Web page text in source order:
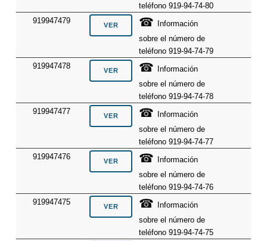
teléfono 919-94-74-80
919947479
☎ Información
sobre el número de
teléfono 919-94-74-79
919947478
☎ Información
sobre el número de
teléfono 919-94-74-78
919947477
☎ Información
sobre el número de
teléfono 919-94-74-77
919947476
☎ Información
sobre el número de
teléfono 919-94-74-76
919947475
☎ Información
sobre el número de
teléfono 919-94-74-75